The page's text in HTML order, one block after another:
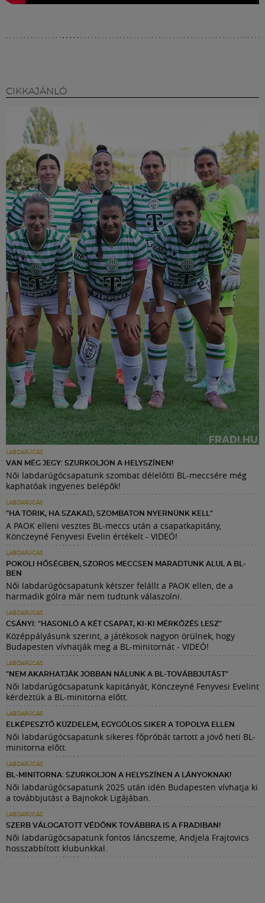
CIKKAJÁNLÓ
LABDARÚGÁS
VAN MÉG JEGY: SZURKOLJON A HELYSZÍNEN!
Női labdarúgócsapatunk szombat délelőtti BL-meccsére még
kaphatóak ingyenes belépők!
LABDARÚGÁS
"HA TÖRIK, HA SZAKAD, SZOMBATON NYERNÜNK KELL"
A PAOK elleni vesztes BL-meccs után a csapatkapitány,
Könczeyné Fenyvesi Evelin értékelt - VIDEÓ!
LABDARÚGÁS
POKOLI HŐSÉGBEN, SZOROS MECCSEN MARADTUNK ALUL A BL-
BEN
Női labdarúgócsapatunk kétszer felállt a PAOK ellen, de a
harmadik gólra már nem tudtunk válaszolni.
LABDARÚGÁS
CSÁNYI: "HASONLÓ A KÉT CSAPAT, KI-KI MÉRKŐZÉS LESZ"
Középpályásunk szerint, a játékosok nagyon örülnek, hogy
Budapesten vívhatják meg a BL-minitornát - VIDEÓ!
LABDARÚGÁS
"NEM AKARHATJÁK JOBBAN NÁLUNK A BL-TOVÁBBJUTÁST"
Női labdarúgócsapatunk kapitányát, Könczeyné Fenyvesi Evelint
kérdeztük a BL-minitorna előtt.
LABDARÚGÁS
ELKÉPESZTŐ KÜZDELEM, EGYGÓLOS SIKER A TOPOLYA ELLEN
Női labdarúgócsapatunk sikeres főpróbát tartott a jövő heti BL-
minitorna előtt.
LABDARÚGÁS
BL-MINITORNA: SZURKOLJON A HELYSZÍNEN A LÁNYOKNAK!
Női labdarúgócsapatunk 2025 után idén Budapesten vívhatja ki
a továbbjutást a Bajnokok Ligájában.
LABDARÚGÁS
SZERB VÁLOGATOTT VÉDŐNK TOVÁBBRA IS A FRADIBAN!
Női labdarúgócsapatunk fontos láncszeme, Andjela Frajtovics
hosszabbított klubunkkal.